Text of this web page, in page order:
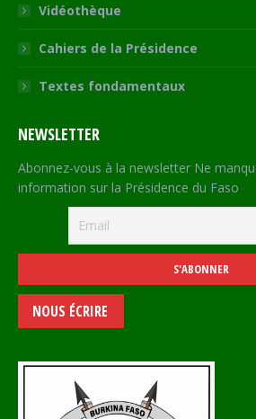
Vidéothèque
Cahiers de la Présidence
Textes fondamentaux
NEWSLETTER
Abonnez-vous à la newsletter Ne
information sur la Présidence du Faso
NOUS ÉCRIRE